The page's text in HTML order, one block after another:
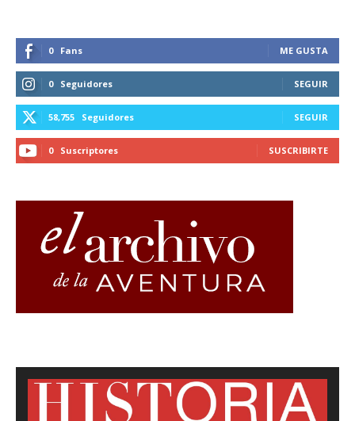
0 Fans ME GUSTA
0 Seguidores SEGUIR
58,755 Seguidores SEGUIR
0 Suscriptores SUSCRIBIRTE